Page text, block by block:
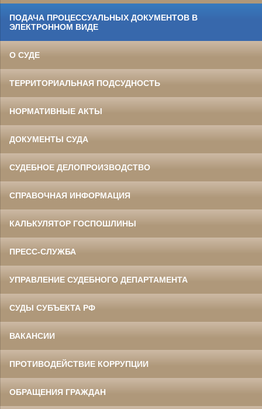
ПОДАЧА ПРОЦЕССУАЛЬНЫХ ДОКУМЕНТОВ В
ЭЛЕКТРОННОМ ВИДЕ
О СУДЕ
ТЕРРИТОРИАЛЬНАЯ ПОДСУДНОСТЬ
НОРМАТИВНЫЕ АКТЫ
ДОКУМЕНТЫ СУДА
СУДЕБНОЕ ДЕЛОПРОИЗВОДСТВО
СПРАВОЧНАЯ ИНФОРМАЦИЯ
КАЛЬКУЛЯТОР ГОСПОШЛИНЫ
ПРЕСС-СЛУЖБА
УПРАВЛЕНИЕ СУДЕБНОГО ДЕПАРТАМЕНТА
СУДЫ СУБЪЕКТА РФ
ВАКАНСИИ
ПРОТИВОДЕЙСТВИЕ КОРРУПЦИИ
ОБРАЩЕНИЯ ГРАЖДАН